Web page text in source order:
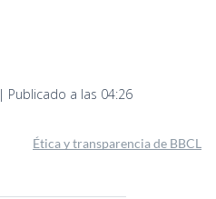
Publicado a las 04:26
Ética y transparencia de BBCL